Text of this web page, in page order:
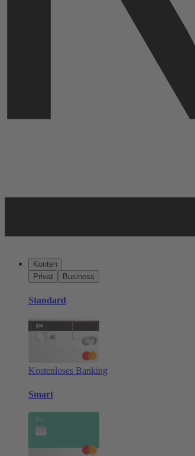
Konten
Privat
Business
Standard
Kostenloses Banking
Smart